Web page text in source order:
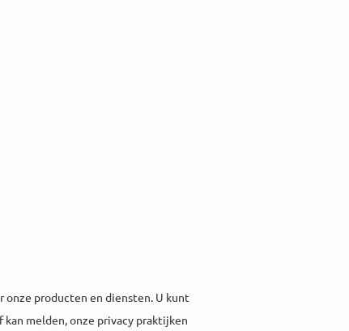
producten en diensten. U kunt
melden, onze privacy praktijken